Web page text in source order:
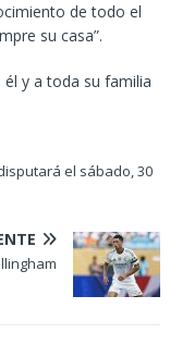
de todo el
su casa”.
él y a toda su familia
el sábado, 30